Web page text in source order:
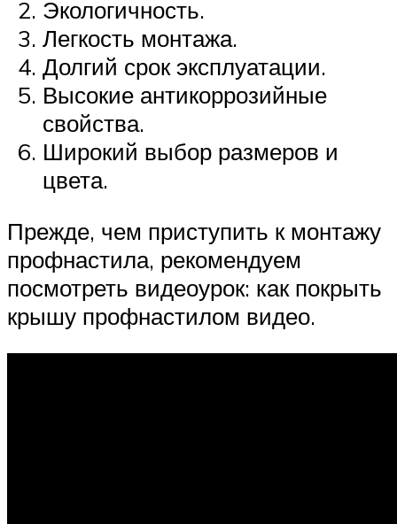
Экологичность.
Легкость монтажа.
Долгий срок эксплуатации.
Высокие антикоррозийные
свойства.
Широкий выбор размеров и
цвета.
Прежде, чем приступить к монтажу
профнастила, рекомендуем
посмотреть видеоурок: как покрыть
крышу профнастилом видео.